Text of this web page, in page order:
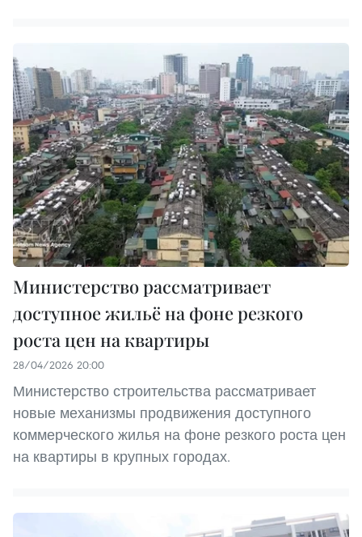
Министерство рассматривает
доступное жильё на фоне резкого
роста цен на квартиры
28/04/2026 20:00
Министерство строительства рассматривает
новые механизмы продвижения доступного
коммерческого жилья на фоне резкого роста цен
на квартиры в крупных городах.